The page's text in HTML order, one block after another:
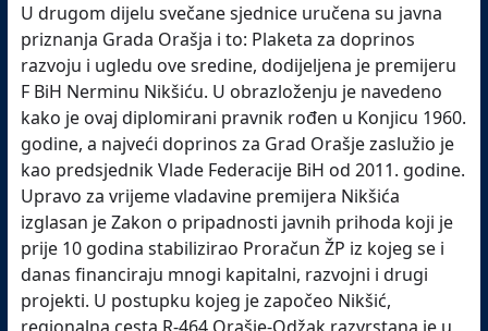
U drugom dijelu svečane sjednice uručena su javna
priznanja Grada Orašja i to: Plaketa za doprinos
razvoju i ugledu ove sredine, dodijeljena je premijeru
F BiH Nerminu Nikšiću. U obrazloženju je navedeno
kako je ovaj diplomirani pravnik rođen u Konjicu 1960.
godine, a najveći doprinos za Grad Orašje zaslužio je
kao predsjednik Vlade Federacije BiH od 2011. godine.
Upravo za vrijeme vladavine premijera Nikšića
izglasan je Zakon o pripadnosti javnih prihoda koji je
prije 10 godina stabilizirao Proračun ŽP iz kojeg se i
danas financiraju mnogi kapitalni, razvojni i drugi
projekti. U postupku kojeg je započeo Nikšić,